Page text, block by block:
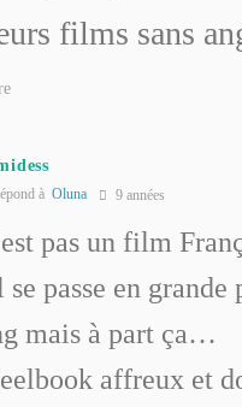
films sans
à Oluna 9 années
pas un film
se passe en
mais à part ça…
affreux et